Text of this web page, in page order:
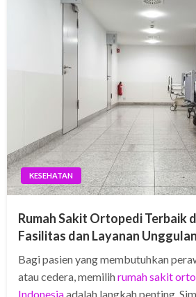
KESEHATAN
Rumah Sakit Ortopedi Terbaik
Fasilitas dan Layanan Unggulan
Bagi pasien yang membutuhkan
atau cedera, memilihrumah sakit
Indonesiaadalah langkah penting.